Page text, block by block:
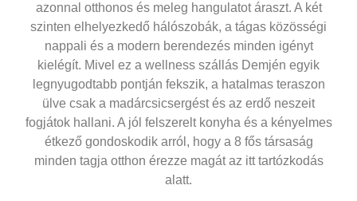
azonnal otthonos és meleg hangulatot áraszt. A két
szinten elhelyezkedő hálószobák, a tágas közösségi
nappali és a modern berendezés minden igényt
kielégít. Mivel ez a wellness szállás Demjén egyik
legnyugodtabb pontján fekszik, a hatalmas teraszon
ülve csak a madárcsicsergést és az erdő neszeit
fogjátok hallani. A jól felszerelt konyha és a kényelmes
étkező gondoskodik arról, hogy a 8 fős társaság
minden tagja otthon érezze magát az itt tartózkodás
alatt.